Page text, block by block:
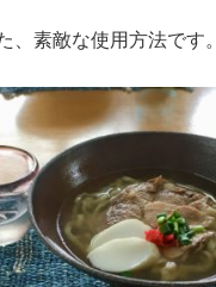
、素敵な使用方法です。